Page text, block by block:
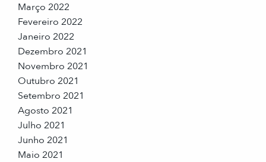
Março 2022
Fevereiro 2022
Janeiro 2022
Dezembro 2021
Novembro 2021
Outubro 2021
Setembro 2021
Agosto 2021
Julho 2021
Junho 2021
Maio 2021